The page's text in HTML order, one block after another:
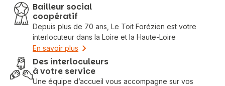
Bailleur social
coopératif
Depuis plus de 70 ans, Le Toit Forézien est votre
interlocuteur dans la Loire et la Haute-Loire
En savoir plus
Des interloculeurs
à votre service
Une équipe d’accueil vous accompagne sur vos